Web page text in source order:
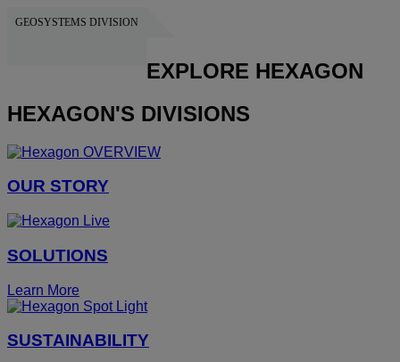
GEOSYSTEMS DIVISION
EXPLORE HEXAGON
HEXAGON'S DIVISIONS
OUR STORY
SOLUTIONS
Learn More
SUSTAINABILITY